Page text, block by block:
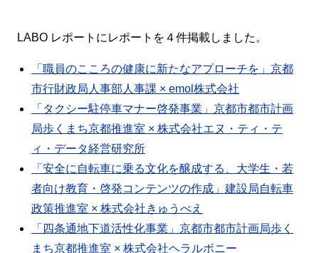
LABO レポートにレポートを４件掲載しました。
「職員のこころの健康に新たなアプローチを」京都
市行財政局人事部人事課 × emol株式会社
「タクシー駐停車マナー啓発事業」京都市都市計画
局歩くまち京都推進室 × 株式会社エヌ・ティ・テ
ィ・データ経営研究所
「安全に自転車に乗る文化を醸成する、大学生・若
者向け教育・啓発コンテンツの作成」建設局自転車
政策推進室 × 株式会社きゅうべえ
「四条通地下道活性化事業」京都市都市計画局歩く
まち京都推進室 × 株式会社ヘラルボニー